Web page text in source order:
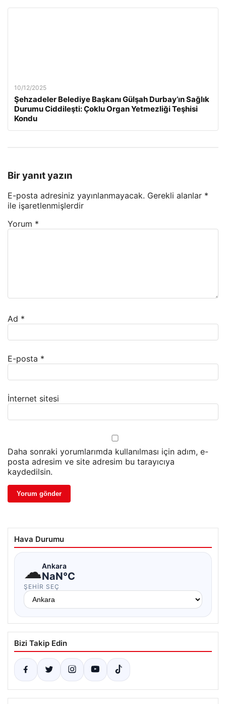
10/12/2025
Şehzadeler Belediye Başkanı Gülşah Durbay’ın Sağlık
Durumu Ciddileşti: Çoklu Organ Yetmezliği Teşhisi
Kondu
Bir yanıt yazın
E-posta adresiniz yayınlanmayacak. Gerekli alanlar *
ile işaretlenmişlerdir
Yorum *
Ad *
E-posta *
İnternet sitesi
Daha sonraki yorumlarımda kullanılması için adım, e-
posta adresim ve site adresim bu tarayıcıya
kaydedilsin.
Hava Durumu
☁Ankara
NaN°C
ŞEHIR SEÇ
Bizi Takip Edin